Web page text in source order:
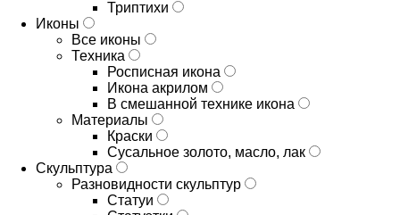
Триптихи
Иконы
Все иконы
Техника
Росписная икона
Икона акрилом
В смешанной технике икона
Материалы
Краски
Сусальное золото, масло, лак
Скульптура
Разновидности скульптур
Статуи